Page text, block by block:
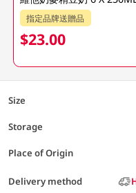
指定品牌送贈品
$23.00
Size
Storage
Place of Origin
Delivery method